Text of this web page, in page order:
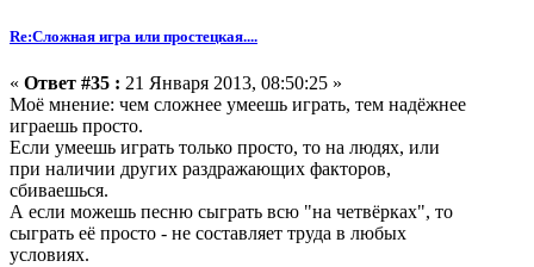
Re:Сложная игра или простецкая....
« Ответ #35 : 21 Января 2013, 08:50:25 »
Моё мнение: чем сложнее умеешь играть, тем надёжнее
играешь просто.
Если умеешь играть только просто, то на людях, или
при наличии других раздражающих факторов,
сбиваешься.
А если можешь песню сыграть всю "на четвёрках", то
сыграть её просто - не составляет труда в любых
условиях.